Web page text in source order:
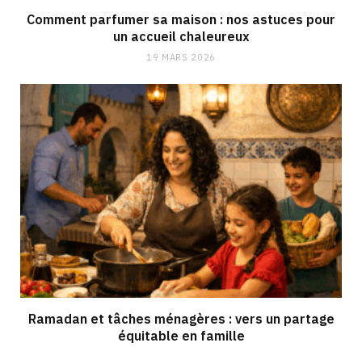
Comment parfumer sa maison : nos astuces pour
un accueil chaleureux
19 MARS 2026
Ramadan et tâches ménagères : vers un partage
équitable en famille